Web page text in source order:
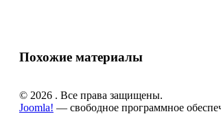
Похожие материалы
© 2026 . Все права защищены.
Joomla! — свободное программное